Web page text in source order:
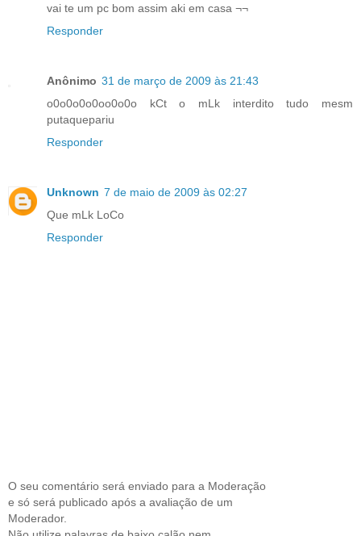
vai te um pc bom assim aki em casa ¬¬
Responder
Anônimo 31 de março de 2009 às 21:43
o0o0o0o0oo0o0o kCt o mLk interdito tudo mesm
putaquepariu
Responder
Unknown 7 de maio de 2009 às 02:27
Que mLk LoCo
Responder
O seu comentário será enviado para a Moderação
e só será publicado após a avaliação de um
Moderador.